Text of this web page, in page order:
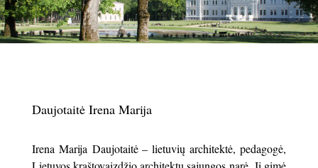
Daujotaitė Irena Marija
Irena Marija Daujotaitė – lietuvių architektė, pedagogė,